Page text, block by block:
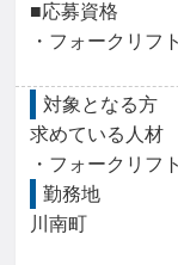
■応募資格
・フォークリフ
対象となる方
求めている人材
・フォークリフ
勤務地
川南町